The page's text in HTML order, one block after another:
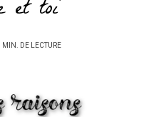
et toi
MIN. DE LECTURE